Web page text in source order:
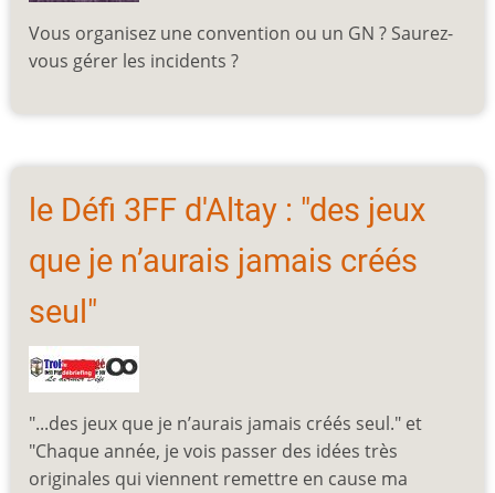
Vous organisez une convention ou un GN ? Saurez-
vous gérer les incidents ?
le Défi 3FF d'Altay : "des jeux
que je n’aurais jamais créés
seul"
"...des jeux que je n’aurais jamais créés seul." et
"Chaque année, je vois passer des idées très
originales qui viennent remettre en cause ma